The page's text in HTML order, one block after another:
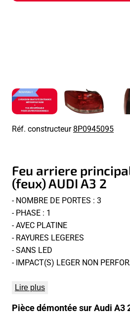
Réf. constructeur8P0945095
Feu arriere
(feux) AUDI A3 2
- NOMBRE DE PORTES : 3
- PHASE : 1
- AVEC PLATINE
- RAYURES LEGERES
- SANS LED
- IMPACT(S) LEGER NON
Lire plus
Pièce démontée sur Audi A3